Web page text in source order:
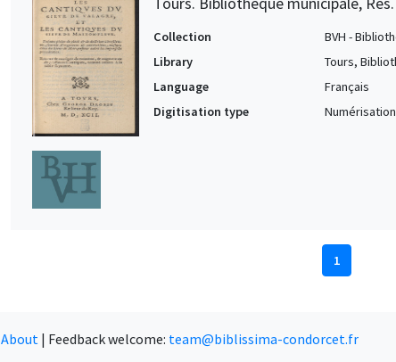
Collection
BVH -
Library
Tours,
Language
Français
Digitisation type
1
About | Feedback welcome: team@biblissima-condorcet.fr